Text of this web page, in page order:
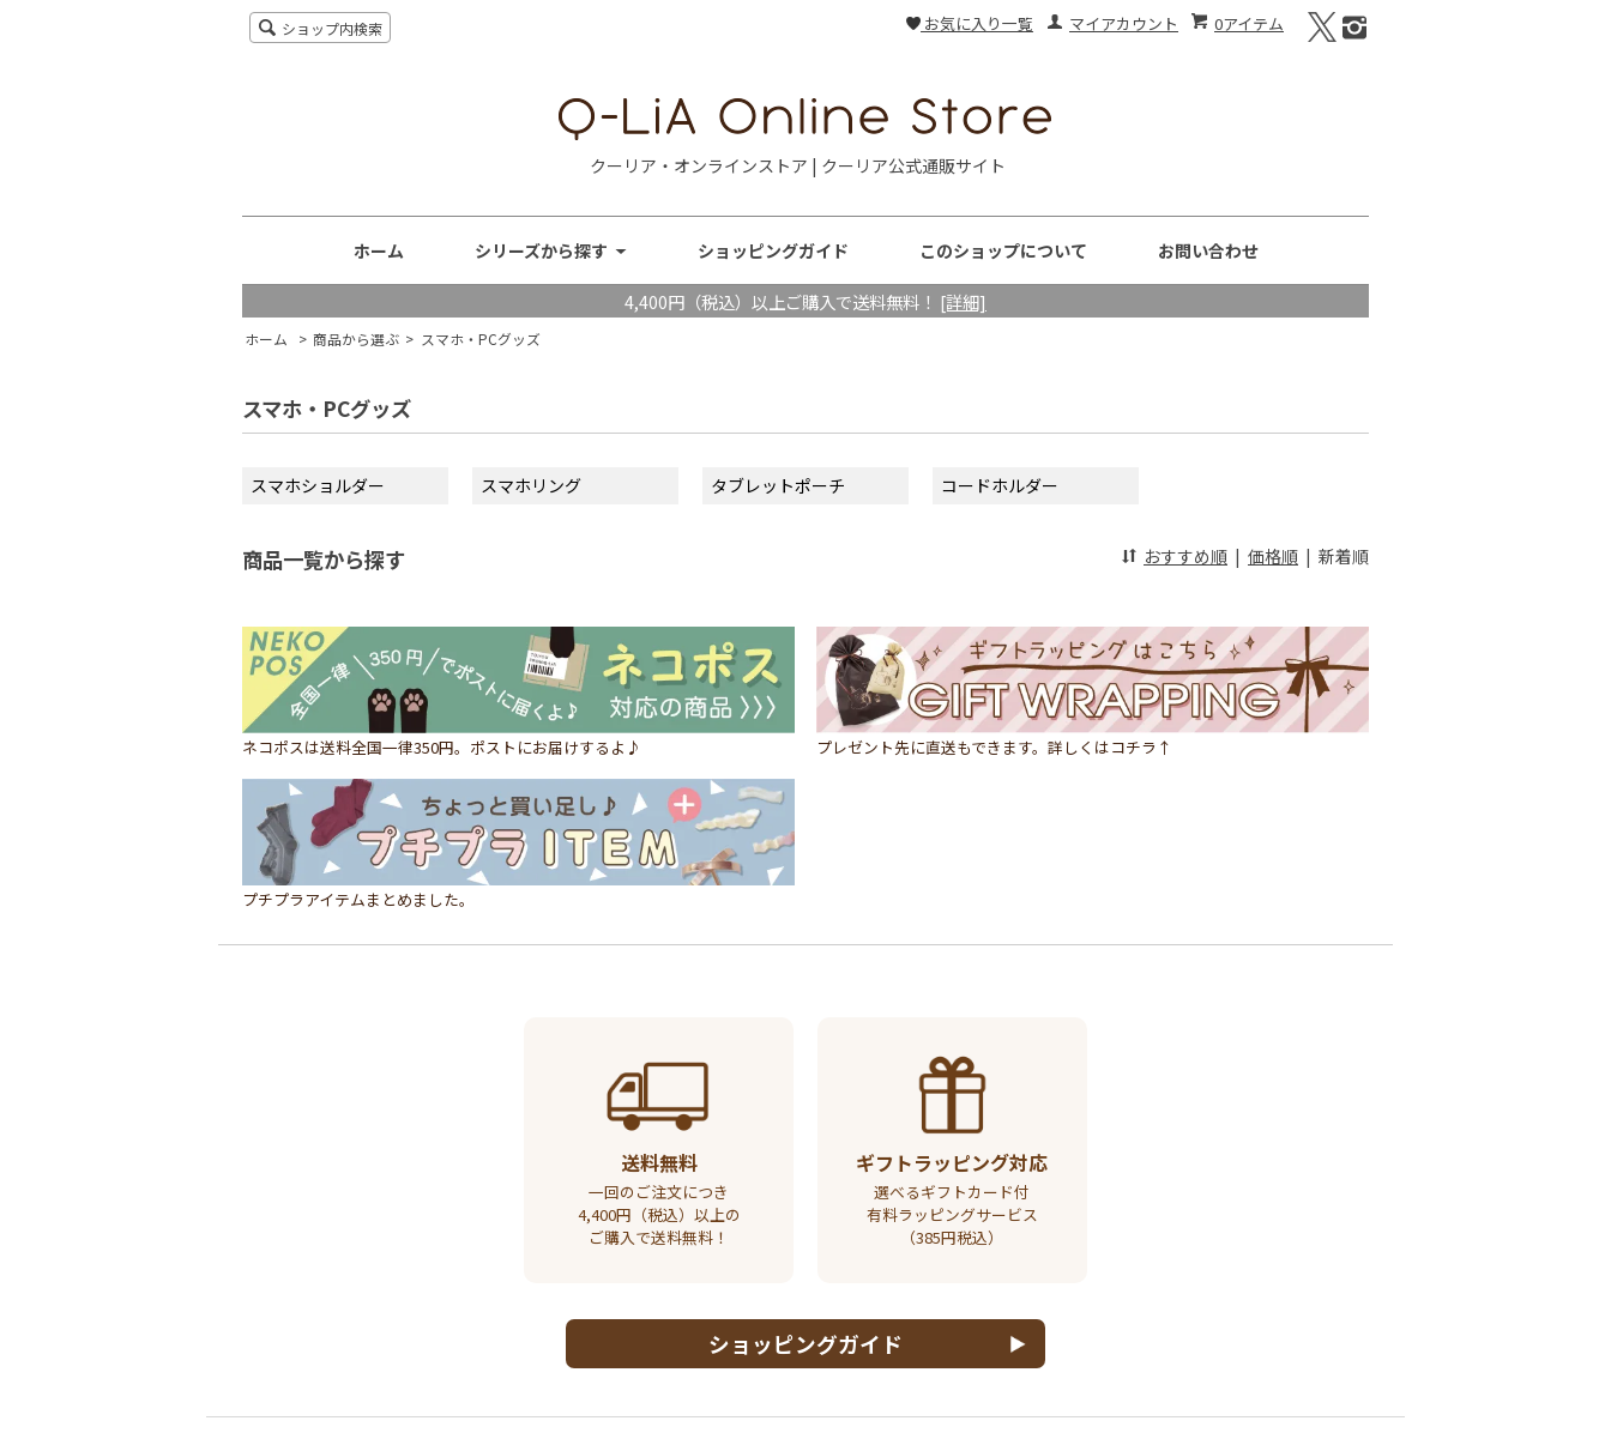
0アイテム
マイアカウント
お気に入り一覧
ショップ内検索
クーリア・オンラインストア | クーリア公式通販サイト
ホーム シリーズから探す ショッピングガイド このショップについて お問い合わせ
4,400円（税込）以上ご購入で送料無料！ [詳細]
ホーム > 商品から選ぶ > スマホ・PCグッズ
スマホ・PCグッズ
スマホショルダー スマホリング タブレットポーチ コードホルダー
商品一覧から探す おすすめ順 | 価格順 | 新着順
ネコポスは送料全国一律350円。ポストにお届けするよ♪ プレゼント先に直送もできます。詳しくはコチラ↑
プチプラアイテムまとめました。
送料無料
一回のご注文につき
4,400円（税込）以上の
ご購入で送料無料！
ギフトラッピング対応
選べるギフトカード付
有料ラッピングサービス
（385円税込）
ショッピングガイド